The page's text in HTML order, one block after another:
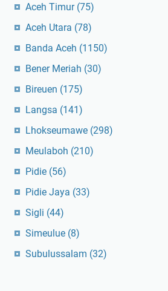
Aceh Timur (75)
Aceh Utara (78)
Banda Aceh (1150)
Bener Meriah (30)
Bireuen (175)
Langsa (141)
Lhokseumawe (298)
Meulaboh (210)
Pidie (56)
Pidie Jaya (33)
Sigli (44)
Simeulue (8)
Subulussalam (32)